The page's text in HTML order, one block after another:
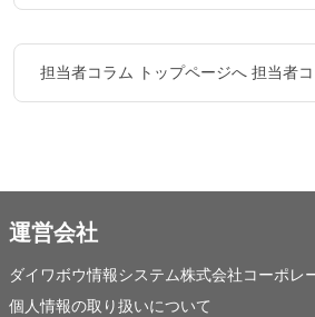
担当者コラム トップページへ 担当者
運営会社
ダイワボウ情報システム株式会社コーポレ
個人情報の取り扱いについて